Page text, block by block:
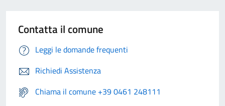
Contatta il comune
Leggi le domande frequenti
Richiedi Assistenza
Chiama il comune +39 0461 248111